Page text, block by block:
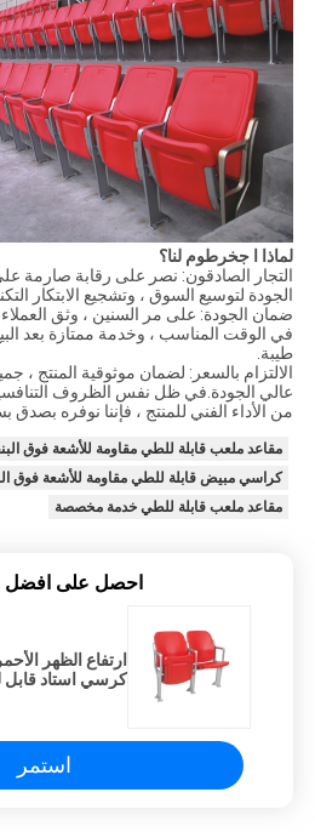
لماذا ا جخرطوم لنا؟
التجار الصادقون: نصر على رقابة صارمة
الجودة لتوسيع السوق ، وتشجيع الابتكار
ضمان الجودة: على مر السنين ، وثق
في الوقت المناسب ، وخدمة ممتازة بعد
طيبة.
الالتزام بالسعر: لضمان موثوقية المنتج ،
عالي الجودة.في ظل نفس الظروف
من الأداء الفني للمنتج ، فإننا نوفره بصدق
مقاعد ملعب قابلة للطي مقاومة للأشعة فوق
كراسي مبيض قابلة للطي مقاومة للأشعة فوق
مقاعد ملعب قابلة للطي خدمة مخصصة
احصل على
كرسي استاد قابل
استمر